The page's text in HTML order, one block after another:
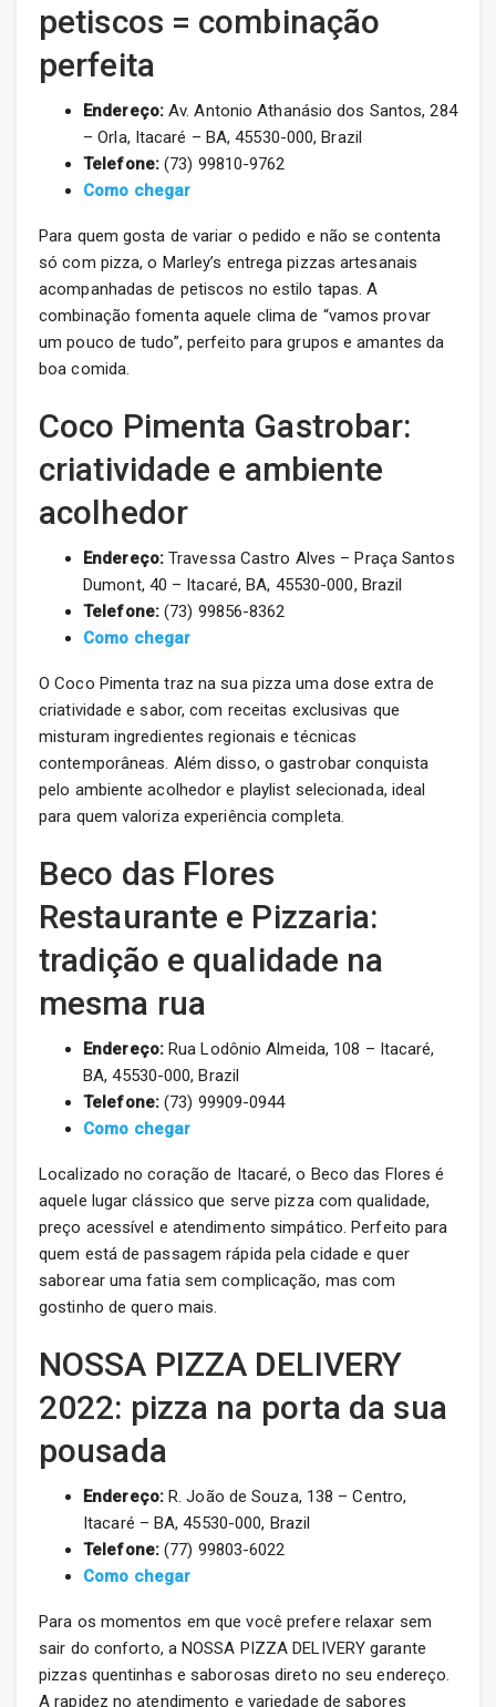
petiscos = combinação
perfeita
Endereço:Av. Antonio Athanásio dos Santos, 284
– Orla, Itacaré – BA, 45530-000, Brazil
Telefone:(73) 99810-9762
Como chegar
Para quem gosta de variar o pedido e não se contenta
só com pizza, o Marley’s entrega pizzas artesanais
acompanhadas de petiscos no estilo tapas. A
combinação fomenta aquele clima de “vamos provar
um pouco de tudo”, perfeito para grupos e amantes da
boa comida.
Coco Pimenta Gastrobar:
criatividade e ambiente
acolhedor
Endereço:Travessa Castro Alves – Praça Santos
Dumont, 40 – Itacaré, BA, 45530-000, Brazil
Telefone:(73) 99856-8362
Como chegar
O Coco Pimenta traz na sua pizza uma dose extra de
criatividade e sabor, com receitas exclusivas que
misturam ingredientes regionais e técnicas
contemporâneas. Além disso, o gastrobar conquista
pelo ambiente acolhedor e playlist selecionada, ideal
para quem valoriza experiência completa.
Beco das Flores
Restaurante e Pizzaria:
tradição e qualidade na
mesma rua
Endereço:Rua Lodônio Almeida, 108 – Itacaré,
BA, 45530-000, Brazil
Telefone:(73) 99909-0944
Como chegar
Localizado no coração de Itacaré, o Beco das Flores é
aquele lugar clássico que serve pizza com qualidade,
preço acessível e atendimento simpático. Perfeito para
quem está de passagem rápida pela cidade e quer
saborear uma fatia sem complicação, mas com
gostinho de quero mais.
NOSSA PIZZA DELIVERY
2022: pizza na porta da sua
pousada
Endereço:R. João de Souza, 138 – Centro,
Itacaré – BA, 45530-000, Brazil
Telefone:(77) 99803-6022
Como chegar
Para os momentos em que você prefere relaxar sem
sair do conforto, a NOSSA PIZZA DELIVERY garante
pizzas quentinhas e saborosas direto no seu endereço.
A rapidez no atendimento e variedade de sabores